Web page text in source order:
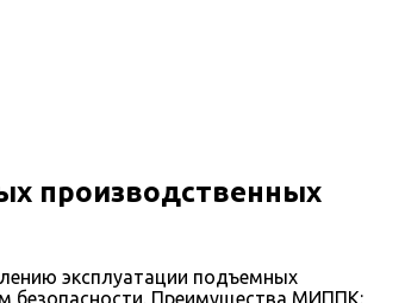
производственных
эксплуатации подъемных
безопасности. Преимущества МИППК: